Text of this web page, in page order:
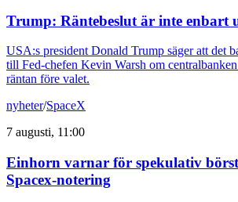
Trump: Räntebeslut är inte enbart
USA:s president Donald Trump säger att det
till Fed-chefen Kevin Warsh om
räntan före valet.
nyheter/SpaceX
7 augusti, 11:00
Einhorn varnar för spekulativ
Spacex-notering